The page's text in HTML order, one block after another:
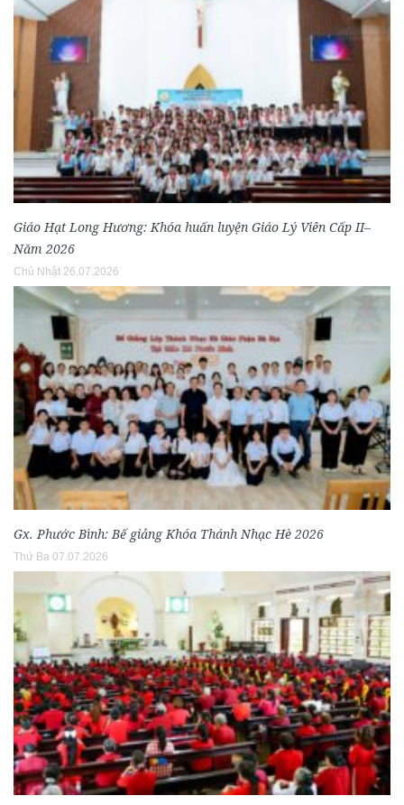
Giáo Hạt Long Hương: Khóa huấn luyện Giáo Lý Viên Cấp II–
Năm 2026
Chủ Nhật 26.07.2026
Gx. Phước Bình: Bế giảng Khóa Thánh Nhạc Hè 2026
Thứ Ba 07.07.2026